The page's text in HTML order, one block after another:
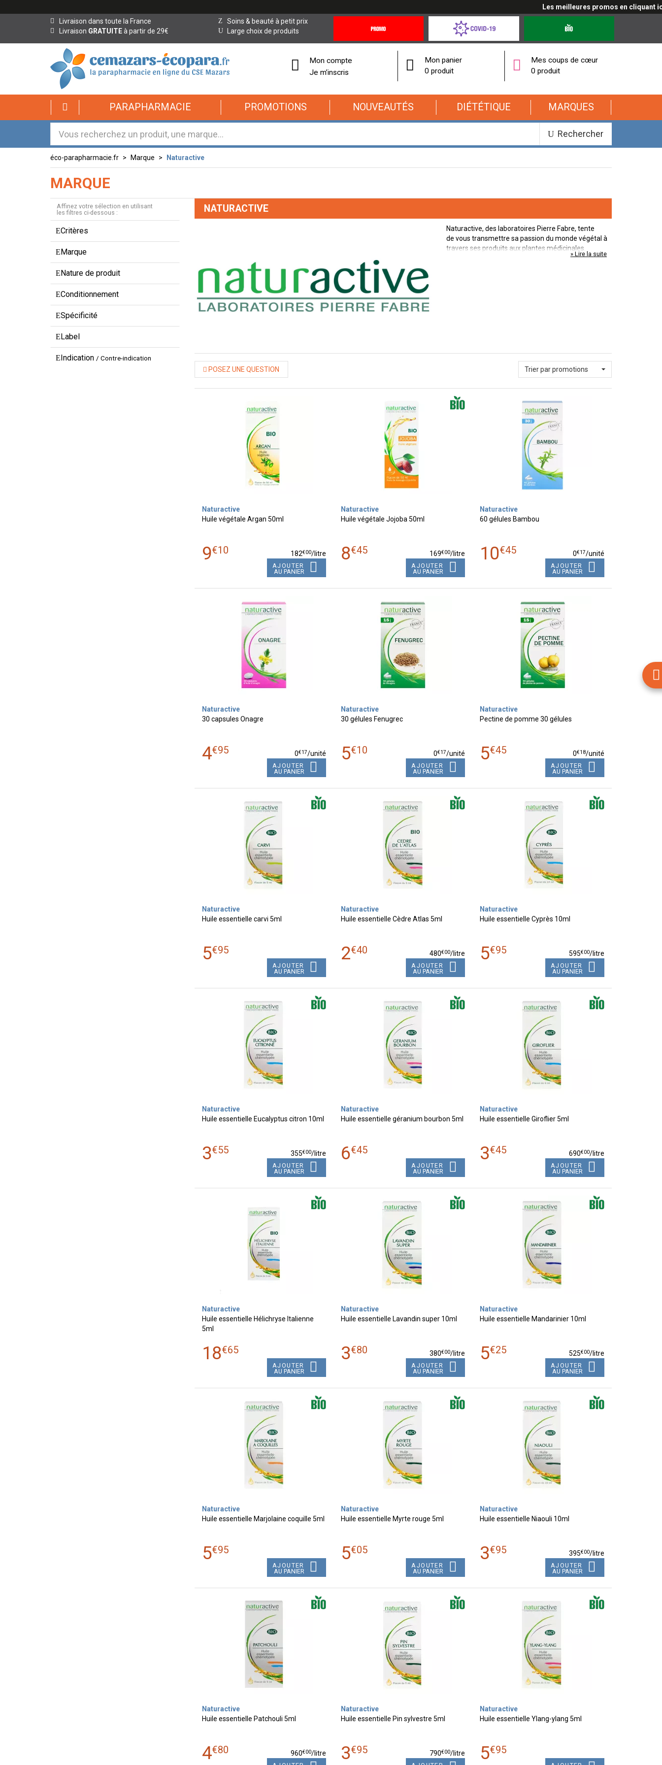
Les meilleures promos en cliquant ici
Livraison dans toute la France
Livraison GRATUITEà partir de 29€
Soins & beauté à petit prix
Large choix de produits
Offres
Coronavirus
Mon compte
Je m’inscris
Mon panier
0 produit
Mes coups de cœur
0 produit
PARAPHARMACIE PROMOTIONS NOUVEAUTÉS DIÉTÉTIQUE MARQUES
Rechercher
éco-parapharmacie.fr Marque Naturactive
MARQUE
Affinez votre sélection en utilisant
les filtres ci-dessous :
Critères
Marque
Nature de produit
Conditionnement
Spécificité
Label
Indication / Contre-indication
NATURACTIVE
Naturactive, des laboratoires Pierre Fabre, tente
de vous transmettre sa passion du monde végétal à
travers ses produits aux plantes médicinales.
Naturactive propose des solutions de santé
» Lire la suite
POSEZ UNE QUESTION Trier par promotions
Naturactive
Huile végétale Argan 50ml
9€10 182€00/litre
AJOUTER
AU PANIER
Naturactive
Huile végétale Jojoba 50ml
8€45 169€00/litre
AJOUTER
AU PANIER
Naturactive
60 gélules Bambou
10€45 0€17/unité
AJOUTER
AU PANIER
Naturactive
30 capsules Onagre
4€95 0€17/unité
AJOUTER
AU PANIER
Naturactive
30 gélules Fenugrec
5€10 0€17/unité
AJOUTER
AU PANIER
Naturactive
Pectine de pomme 30 gélules
5€45 0€18/unité
AJOUTER
AU PANIER
Naturactive
Huile essentielle carvi 5ml
5€95
AJOUTER
AU PANIER
Naturactive
Huile essentielle Cèdre Atlas 5ml
2€40 480€00/litre
AJOUTER
AU PANIER
Naturactive
Huile essentielle Cyprès 10ml
5€95 595€00/litre
AJOUTER
AU PANIER
Naturactive
Huile essentielle Eucalyptus citron 10ml
3€55 355€00/litre
AJOUTER
AU PANIER
Naturactive
Huile essentielle géranium bourbon 5ml
6€45
AJOUTER
AU PANIER
Naturactive
Huile essentielle Giroflier 5ml
3€45 690€00/litre
AJOUTER
AU PANIER
Naturactive
Huile essentielle Hélichryse Italienne
5ml
18€65
AJOUTER
AU PANIER
Naturactive
Huile essentielle Lavandin super 10ml
3€80 380€00/litre
AJOUTER
AU PANIER
Naturactive
Huile essentielle Mandarinier 10ml
5€25 525€00/litre
AJOUTER
AU PANIER
Naturactive
Huile essentielle Marjolaine coquille 5ml
5€95
AJOUTER
AU PANIER
Naturactive
Huile essentielle Myrte rouge 5ml
5€05
AJOUTER
AU PANIER
Naturactive
Huile essentielle Niaouli 10ml
3€95 395€00/litre
AJOUTER
AU PANIER
Naturactive
Huile essentielle Patchouli 5ml
4€80 960€00/litre
Naturactive
Huile essentielle Pin sylvestre 5ml
3€95 790€00/litre
Naturactive
Huile essentielle Ylang-ylang 5ml
5€95